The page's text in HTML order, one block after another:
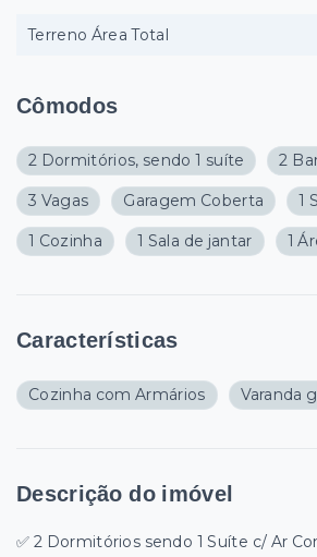
Cômodos
2 Dormitórios, sendo 1 suíte 2
3 Vagas Garagem Coberta 1
1 Cozinha 1 Sala de jantar 1
Características
Cozinha com Armários Varanda
Descrição do imóvel
✅ 2 Dormitórios sendo 1 Suíte c/ Ar
Terreno Área Total